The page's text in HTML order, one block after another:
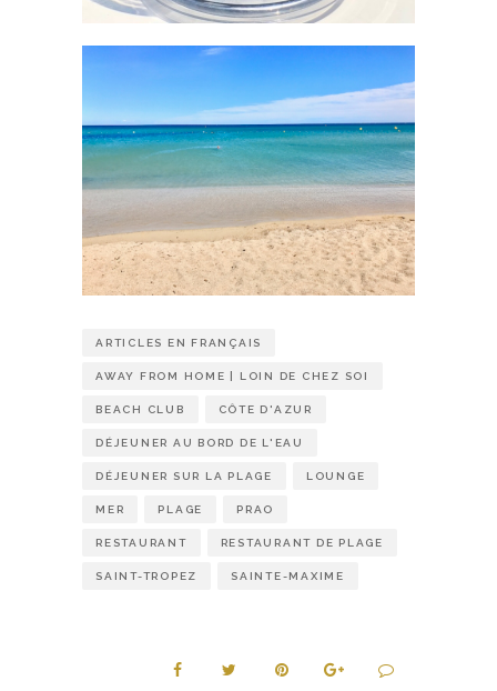
ARTICLES EN FRANÇAIS
AWAY FROM HOME | LOIN DE CHEZ SOI
BEACH CLUB CÔTE D'AZUR
DÉJEUNER AU BORD DE L'EAU
DÉJEUNER SUR LA PLAGE LOUNGE
MER PLAGE PRAO
RESTAURANT RESTAURANT DE PLAGE
SAINT-TROPEZ SAINTE-MAXIME